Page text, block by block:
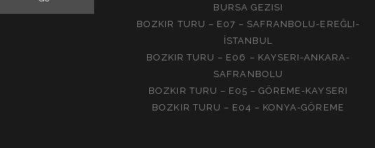
BURSA GEZISI
BOZKIR TURU – E07 – SAFRANBOLU-EREĞLI-
İSTANBUL
BOZKIR TURU – E06 – KAYSERI-ANKARA-
SAFRANBOLU
BOZKIR TURU – E05 – GÖREME-KAYSERI
BOZKIR TURU – E04 – KONYA-GÖREME